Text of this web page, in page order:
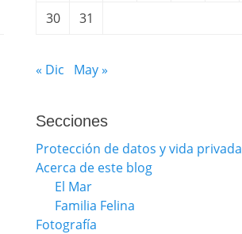
30
31
« Dic May »
Secciones
Protección de datos y vida privada
Acerca de este blog
El Mar
Familia Felina
Fotografía